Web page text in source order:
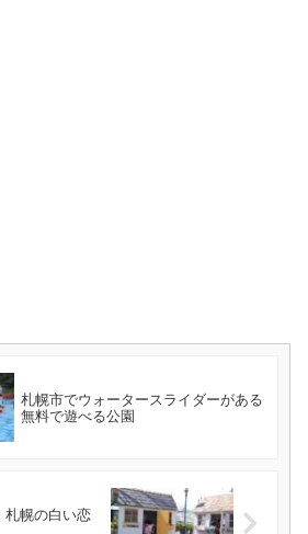
札幌市でウォータースライダーがある
無料で遊べる公園
札幌の白い恋